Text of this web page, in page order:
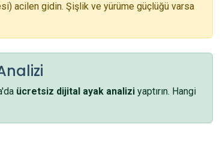
acilen gidin. Şişlik ve yürüme güçlüğü varsa
ücretsiz dijital ayak analizi yaptırın. Hangi